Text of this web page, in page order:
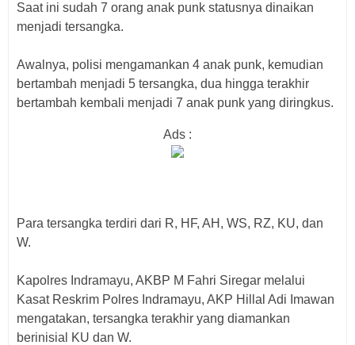
Saat ini sudah 7 orang anak punk statusnya dinaikan
menjadi tersangka.
Awalnya, polisi mengamankan 4 anak punk, kemudian
bertambah menjadi 5 tersangka, dua hingga terakhir
bertambah kembali menjadi 7 anak punk yang diringkus.
Ads :
Para tersangka terdiri dari R, HF, AH, WS, RZ, KU, dan
W.
Kapolres Indramayu, AKBP M Fahri Siregar melalui
Kasat Reskrim Polres Indramayu, AKP Hillal Adi Imawan
mengatakan, tersangka terakhir yang diamankan
berinisial KU dan W.